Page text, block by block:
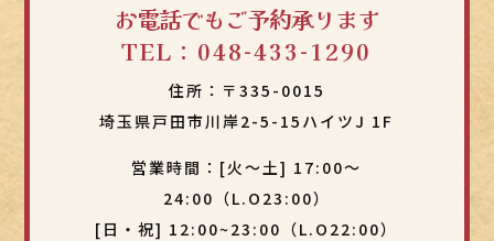
お電話でもご予約承ります
TEL： 048-433-1290
住所： 〒335-0015
埼玉県戸田市川岸2-5-15ハイツJ 1F
営業時間： [火～土] 17:00～
24:00（L.O23:00）
[日・祝] 12:00~23:00（L.O22:00）